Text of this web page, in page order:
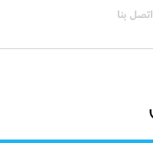
اتصل بنا